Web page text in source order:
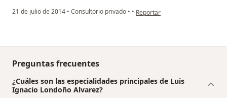
21 de julio de 2014 • Consultorio privado • • en opinión del usuario anónimo
Reportar
Preguntas frecuentes
¿Cuáles son las especialidades principales de Luis
Ignacio Londoño Alvarez?